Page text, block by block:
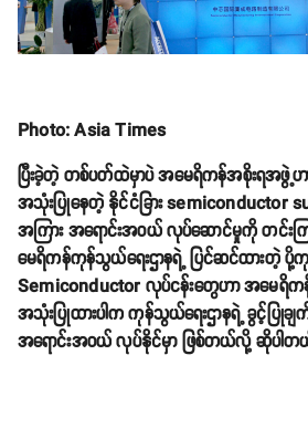
Photo: Asia Times
ပြီးခဲ့တဲ့ တစ်ပတ်ထဲမှာပဲ အမေရိကန်အစိုးရအဖွဲ့
အသုံးပြုနေတဲ့ နိုင်ငံခြား semiconductor
အကြား အရောင်းအဝယ် လုပ်‌ဆောင်မှုကို တင်း
မေရိကန်ကုန်သွယ်ရေးဌာနရဲ့ ပြင်ဆင်ထားတဲ့
Semiconductor လုပ်ငန်းတွေဟာ အမေရိကန်
အသုံးပြုထားပါက ကုန်သွယ်ရေးဌာနရဲ့ ခွင့်ပြုခ
အရောင်းအဝယ် လုပ်နိုင်မှာ ဖြစ်တယ်လို့ ဆိုပါတ